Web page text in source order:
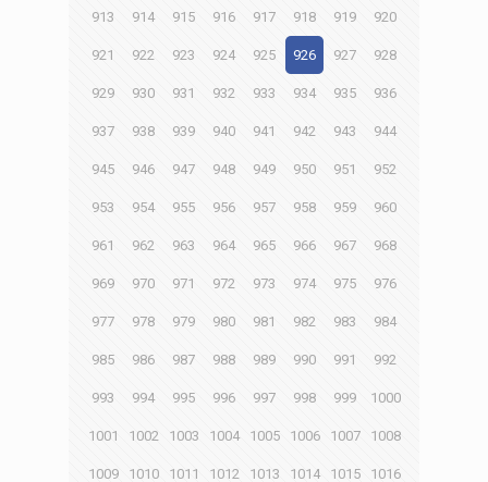
913 914 915 916 917 918 919 920
921 922 923 924 925 926 927 928
929 930 931 932 933 934 935 936
937 938 939 940 941 942 943 944
945 946 947 948 949 950 951 952
953 954 955 956 957 958 959 960
961 962 963 964 965 966 967 968
969 970 971 972 973 974 975 976
977 978 979 980 981 982 983 984
985 986 987 988 989 990 991 992
993 994 995 996 997 998 999 1000
1001 1002 1003 1004 1005 1006 1007 1008
1009 1010 1011 1012 1013 1014 1015 1016